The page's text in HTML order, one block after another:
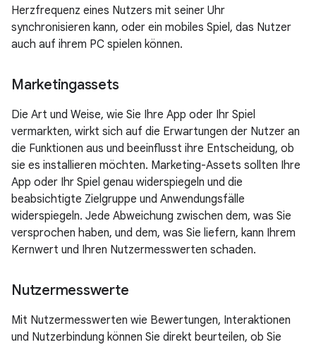
Herzfrequenz eines Nutzers mit seiner Uhr
synchronisieren kann, oder ein mobiles Spiel, das Nutzer
auch auf ihrem PC spielen können.
Marketingassets
Die Art und Weise, wie Sie Ihre App oder Ihr Spiel
vermarkten, wirkt sich auf die Erwartungen der Nutzer an
die Funktionen aus und beeinflusst ihre Entscheidung, ob
sie es installieren möchten. Marketing-Assets sollten Ihre
App oder Ihr Spiel genau widerspiegeln und die
beabsichtigte Zielgruppe und Anwendungsfälle
widerspiegeln. Jede Abweichung zwischen dem, was Sie
versprochen haben, und dem, was Sie liefern, kann Ihrem
Kernwert und Ihren Nutzermesswerten schaden.
Nutzermesswerte
Mit Nutzermesswerten wie Bewertungen, Interaktionen
und Nutzerbindung können Sie direkt beurteilen, ob Sie